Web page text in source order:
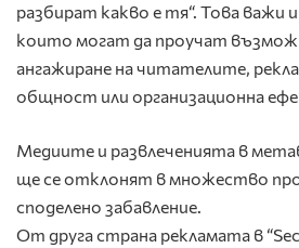
разбират какво е тя“. Това важи
които могат да проучат
ангажиране на читателите,
общност или организационна
Медиите и развлеченията в
ще се отклонят в множество
споделено забавление.
От друга страна рекламата в